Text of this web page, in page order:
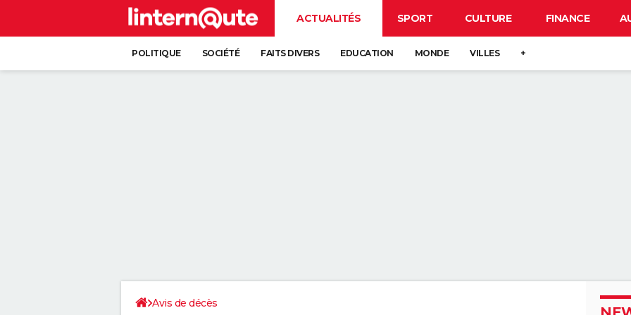
ACTUALITÉS SPORT CULTURE FINANCE
POLITIQUE SOCIÉTÉ FAITS DIVERS EDUCATION MONDE VILLES +
Avis de décès